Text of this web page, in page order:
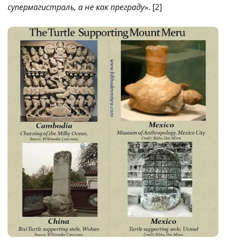
супермагистраль, а не как преграду». [2]